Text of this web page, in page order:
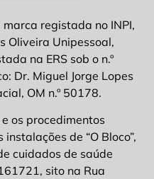
marca registada no INPI,
Oliveira Unipessoal,
na ERS sob o n.º
Dr. Miguel Jorge Lopes
OM n.º 50178.
os procedimentos
de “O Bloco”,
cuidados de saúde
sito na Rua